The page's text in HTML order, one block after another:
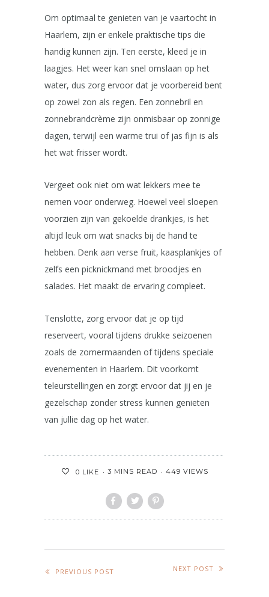
Om optimaal te genieten van je vaartocht in
Haarlem, zijn er enkele praktische tips die
handig kunnen zijn. Ten eerste, kleed je in
laagjes. Het weer kan snel omslaan op het
water, dus zorg ervoor dat je voorbereid bent
op zowel zon als regen. Een zonnebril en
zonnebrandcrème zijn onmisbaar op zonnige
dagen, terwijl een warme trui of jas fijn is als
het wat frisser wordt.
Vergeet ook niet om wat lekkers mee te
nemen voor onderweg. Hoewel veel sloepen
voorzien zijn van gekoelde drankjes, is het
altijd leuk om wat snacks bij de hand te
hebben. Denk aan verse fruit, kaasplankjes of
zelfs een picknickmand met broodjes en
salades. Het maakt de ervaring compleet.
Tenslotte, zorg ervoor dat je op tijd
reserveert, vooral tijdens drukke seizoenen
zoals de zomermaanden of tijdens speciale
evenementen in Haarlem. Dit voorkomt
teleurstellingen en zorgt ervoor dat jij en je
gezelschap zonder stress kunnen genieten
van jullie dag op het water.
0 LIKE 3 MINS READ 449 VIEWS
PREVIOUS POST NEXT POST